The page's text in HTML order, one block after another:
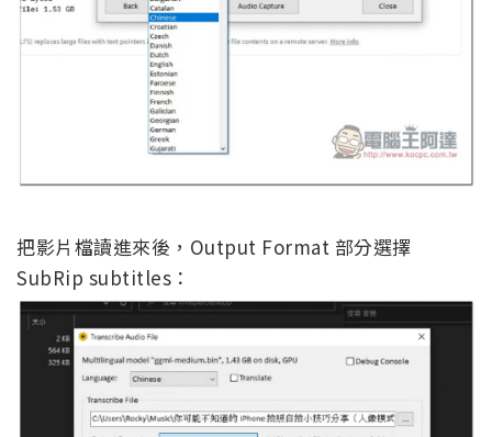
把影片檔讀進來後，Output Format 部分選擇
SubRip subtitles：